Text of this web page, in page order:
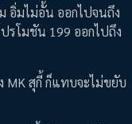
อิ่มไม่อั้น ออกไปจนถึง
รโมชัน 199 ออกไปถึง
MK สุกี้ ก็แทบจะไม่ขยับ